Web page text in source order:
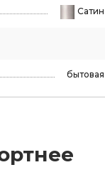
Сатин
бытовая